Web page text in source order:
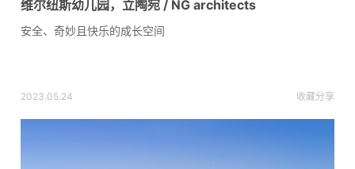
维尔纽斯幼儿园，立陶宛 / NG architects
安全、奇妙且快乐的成长空间
2023.05.24 收藏分享